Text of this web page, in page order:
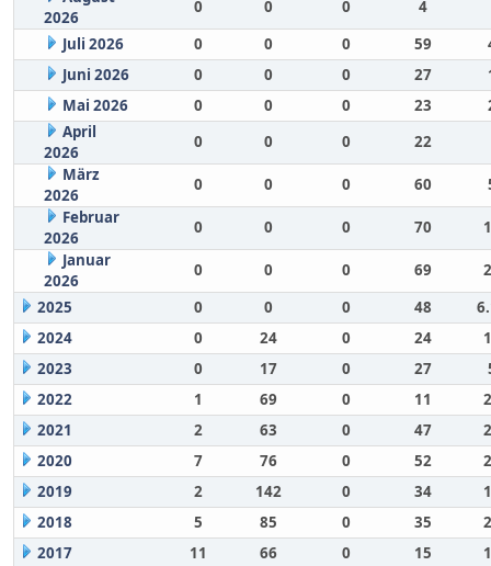
2026
0 0 0
4
Juli 2026
0 0 0 59
Juni 2026
0 0 0 27
Mai 2026
0 0 0 23
April
2026
0 0 0
22
März
2026
0 0 0 60
Februar
2026
0 0 0 70
Januar
2026
0 0 0 69
2025
0 0 0 48
2024
0 24 0 24
2023
0 17 0 27
2022
1 69 0 11
2021
2 63 0 47
2020
7 76 0 52
2019
2 142 0 34
2018
5 85 0 35
2017
11 66 0 15